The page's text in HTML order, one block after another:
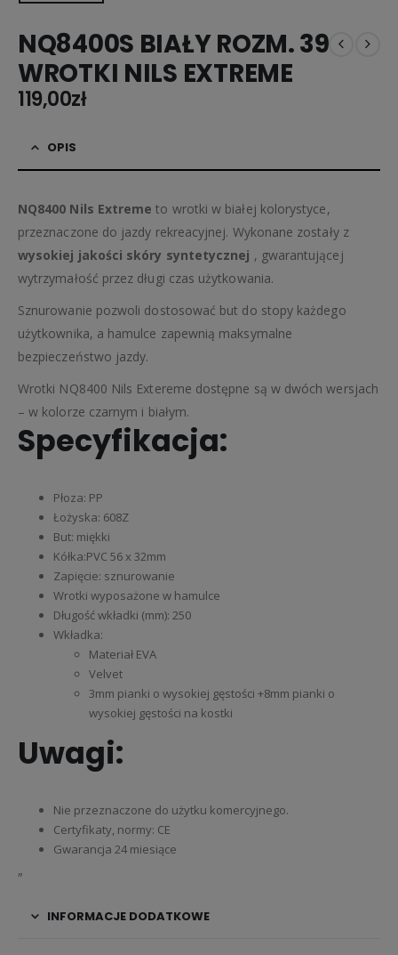
NQ8400S BIAŁY ROZM. 39
WROTKI NILS EXTREME
119,00zł
OPIS
NQ8400 Nils Extremeto wrotki w białej kolorystyce,
przeznaczone do jazdy rekreacyjnej. Wykonane zostały z
wysokiej jakości skóry syntetycznej , gwarantującej
wytrzymałość przez długi czas użytkowania.
Sznurowanie pozwoli dostosować but do stopy każdego
użytkownika, a hamulce zapewnią maksymalne
bezpieczeństwo jazdy.
Wrotki NQ8400 Nils Extereme dostępne są w dwóch wersjach
– w kolorze czarnym i białym.
Specyfikacja:
Płoza: PP
Łożyska: 608Z
But: miękki
Kółka:PVC 56 x 32mm
Zapięcie: sznurowanie
Wrotki wyposażone w hamulce
Długość wkładki (mm): 250
Wkładka:
Materiał EVA
Velvet
3mm pianki o wysokiej gęstości +8mm pianki o
wysokiej gęstości na kostki
Uwagi:
Nie przeznaczone do użytku komercyjnego.
Certyfikaty, normy: CE
Gwarancja 24 miesiące
„
INFORMACJE DODATKOWE